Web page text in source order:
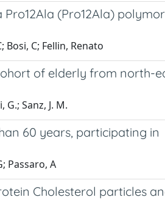
(Pro12Ala)
C; Fellin, Renato
of elderly from north-
Sanz, J. M.
60 years, participating in
Passaro, A
Cholesterol particles